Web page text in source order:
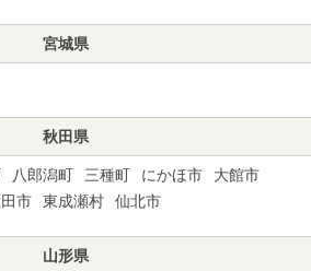
宮城県
秋田県
八郎潟町 三種町 にかほ市
大館市
市 東成瀬村 仙北市
山形県